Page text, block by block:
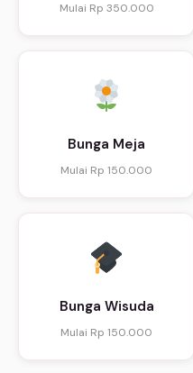
Mulai Rp 350.000
Bunga Meja
Mulai Rp 150.000
Bunga Wisuda
Mulai Rp 150.000